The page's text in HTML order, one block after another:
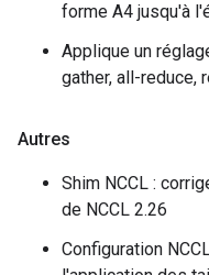
forme A4 jusqu'à
Applique un
gather, all-reduce,
Autres
Shim NCCL :
de NCCL 2.26
Configuration